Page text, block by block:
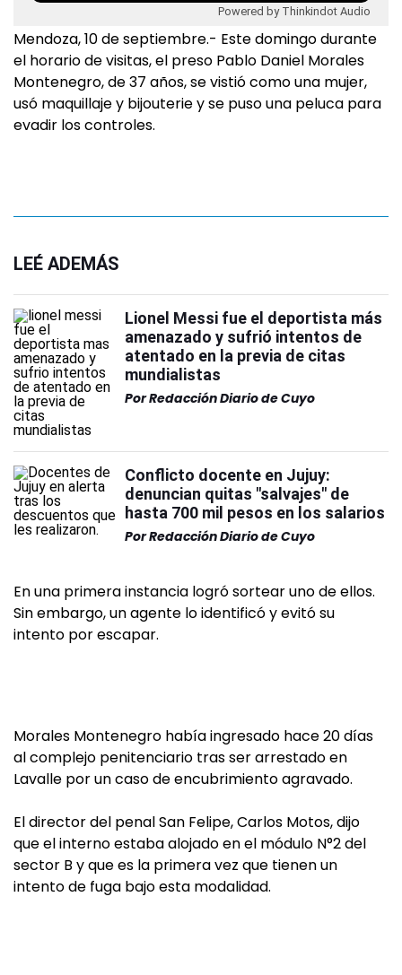
Powered by Thinkindot Audio
Mendoza, 10 de septiembre.- Este domingo durante
el horario de visitas, el preso Pablo Daniel Morales
Montenegro, de 37 años, se vistió como una mujer,
usó maquillaje y bijouterie y se puso una peluca para
evadir los controles.
LEÉ ADEMÁS
Lionel Messi fue el deportista más
amenazado y sufrió intentos de
atentado en la previa de citas
mundialistas
PorRedacción Diario de Cuyo
Conflicto docente en Jujuy:
denuncian quitas "salvajes" de
hasta 700 mil pesos en los salarios
PorRedacción Diario de Cuyo
En una primera instancia logró sortear uno de ellos.
Sin embargo, un agente lo identificó y evitó su
intento por escapar.
Morales Montenegro había ingresado hace 20 días
al complejo penitenciario tras ser arrestado en
Lavalle por un caso de encubrimiento agravado.
El director del penal San Felipe, Carlos Motos, dijo
que el interno estaba alojado en el módulo N°2 del
sector B y que es la primera vez que tienen un
intento de fuga bajo esta modalidad.